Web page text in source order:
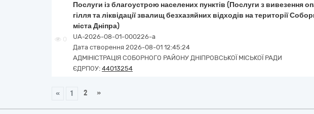
0
Послуги із благоустрою населених пунктів (Послуги з вивезення
гілля та ліквідації звалищ безхазяйних відходів на території
міста Дніпра)
UA-2026-08-01-000226-a
Дата створення 2026-08-01 12:45:24
АДМІНІСТРАЦІЯ СОБОРНОГО РАЙОНУ ДНІПРОВСЬКОЇ МІСЬКОЇ РАДИ
ЄДРПОУ: 44013254
« 1 2 »